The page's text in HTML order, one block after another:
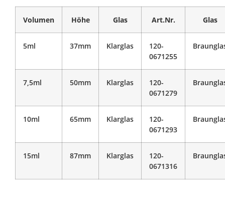
Volumen Höhe Glas Art.Nr. Glas
5ml 37mm Klarglas
120-
0671255
7,5ml 50mm Klarglas
120-
0671279
10ml 65mm Klarglas
120-
0671293
15ml 87mm Klarglas
120-
0671316